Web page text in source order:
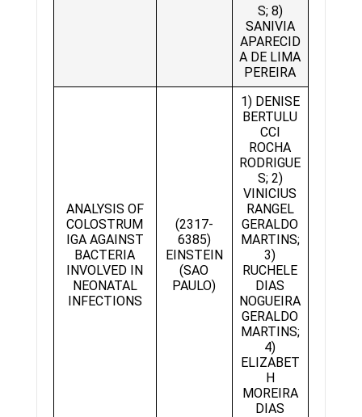
S; 8)
SANIVIA
APARECID
A DE LIMA
PEREIRA
ANALYSIS OF
COLOSTRUM
IGA AGAINST
BACTERIA
INVOLVED IN
NEONATAL
INFECTIONS
(2317-
6385)
EINSTEIN
(SAO
PAULO)
1) DENISE
BERTULU
CCI
ROCHA
RODRIGUE
S; 2)
VINICIUS
RANGEL
GERALDO
MARTINS;
3)
RUCHELE
DIAS
NOGUEIRA
GERALDO
MARTINS;
4)
ELIZABET
H
MOREIRA
DIAS